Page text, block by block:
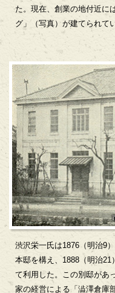
た。現在、創業の地付近に
グ」（写真）が建てられて
渋沢栄一氏は1876（明治9
本邸を構え、1888（明治21
て利用した。この別邸があ
家の経営による「澁澤倉庫